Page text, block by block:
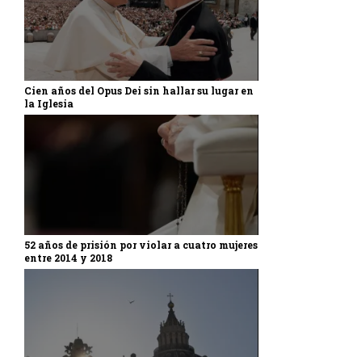
Cien años del Opus Dei sin hallar su lugar en
la Iglesia
52 años de prisión por violar a cuatro mujeres
entre 2014 y 2018